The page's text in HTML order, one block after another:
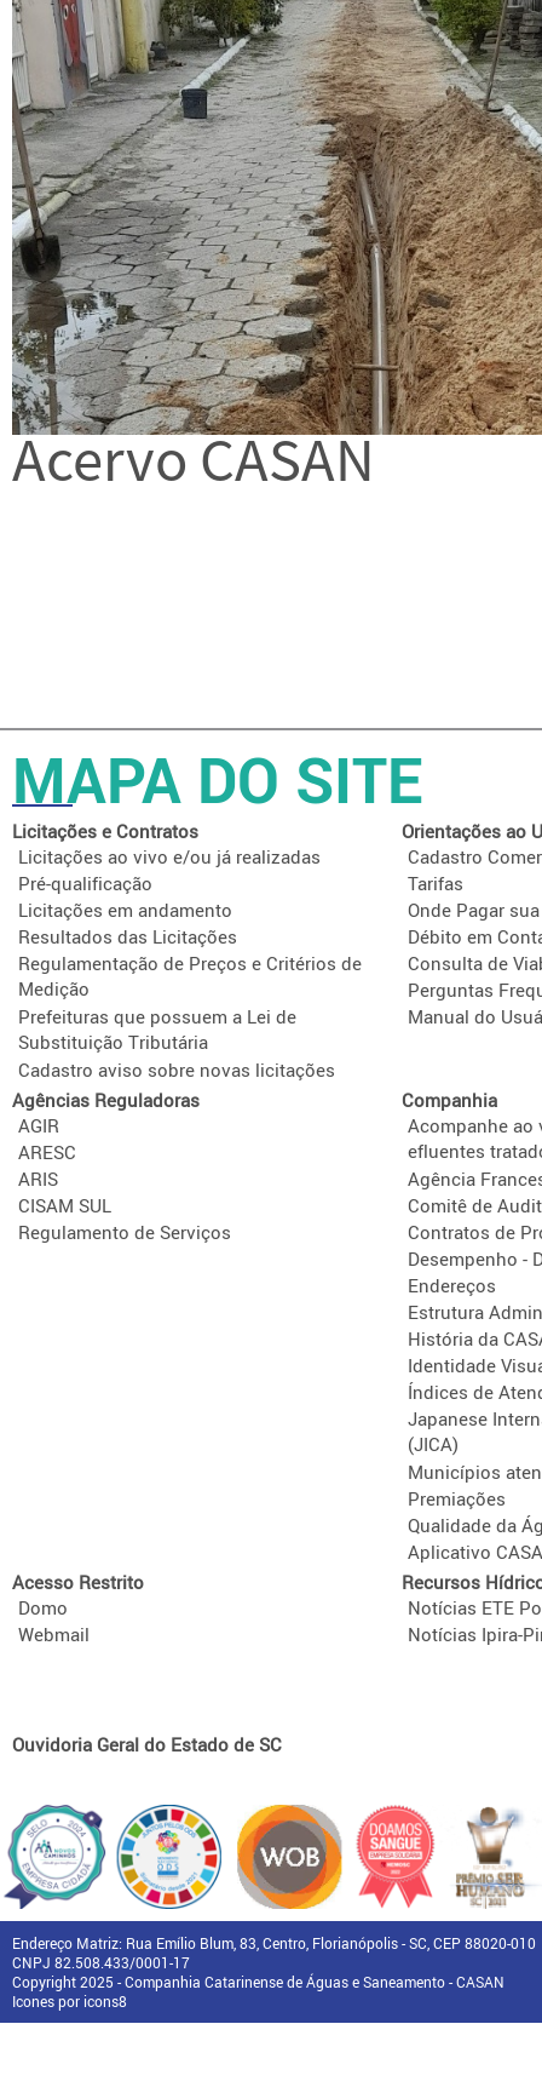
Acervo CASAN
MAPA DO SITE
Licitações e Contratos
Licitações ao vivo e/ou já realizadas
Pré-qualificação
Licitações em andamento
Resultados das Licitações
Regulamentação de Preços e Critérios de
Medição
Prefeituras que possuem a Lei de
Substituição Tributária
Cadastro aviso sobre novas licitações
Orientações ao
Cadastro
Tarifas
Onde Pagar
Débito em
Consulta de
Perguntas
Manual do
Agências Reguladoras
AGIR
ARESC
ARIS
CISAM SUL
Regulamento de Serviços
Companhia
Acompanhe ao
efluentes
Agência
Comitê de
Contratos de
Desempenho -
Endereços
Estrutura
História da
Identidade
Índices de
Japanese
(JICA)
Municípios
Premiações
Qualidade da
Aplicativo
Acesso Restrito
Domo
Webmail
Recursos
Notícias ETE
Notícias Ipira-
Ouvidoria Geral do Estado de SC
Endereço Matriz: Rua Emílio Blum, 83, Centro, Florianópolis - SC, CEP 88020-010
CNPJ 82.508.433/0001-17
Copyright 2025 - Companhia Catarinense de Águas e Saneamento - CASAN
Icones por icons8